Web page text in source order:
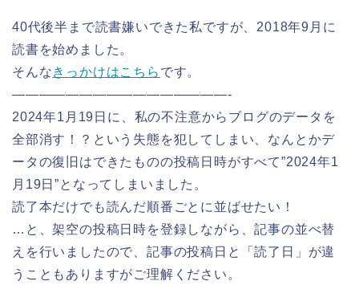
40代後半まで読書嫌いできた私ですが、2018年9月に
読書を始めました。
そんなきっかけはこちら です。
————————————————-
2024年1月19日に、私の不注意からブログのデータを
全部消す！？という失態を犯してしまい、なんとかデ
ータの復旧はできたものの投稿日時がすべて”2024年1
月19日”となってしまいました。
読了本だけでも読んだ順番ごとに並ばせたい！
…と、架空の投稿日時を登録しながら、記事の並べ替
えを行いましたので、記事の投稿日と「読了日」が違
うこともありますがご理解ください。